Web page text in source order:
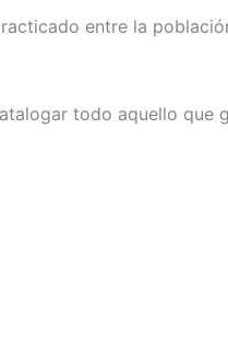
entre la
todo aquello